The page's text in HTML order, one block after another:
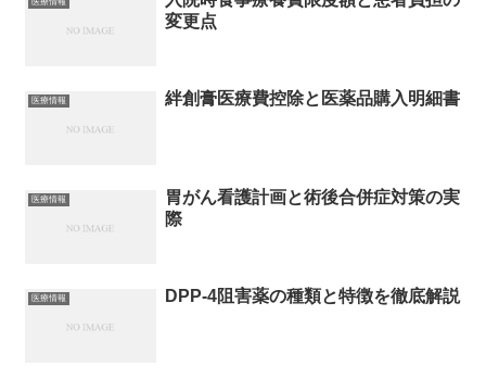
変更点
医療情報 絆創膏医療費控除と医薬品購入明細書
医療情報
胃がん看護計画と術後合併症対策の実
際
医療情報 DPP-4阻害薬の種類と特徴を徹底解説